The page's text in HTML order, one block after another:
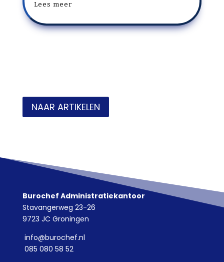
Lees meer
NAAR ARTIKELEN
Burochef Administratiekantoor
Stavangerweg 23-26
9723 JC Groningen
info@burochef.nl
085 080 58 52